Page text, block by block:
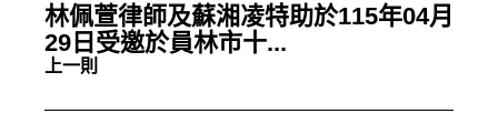
林佩萱律師及蘇湘凌特助於115年04月
29日受邀於員林市十...
上一則